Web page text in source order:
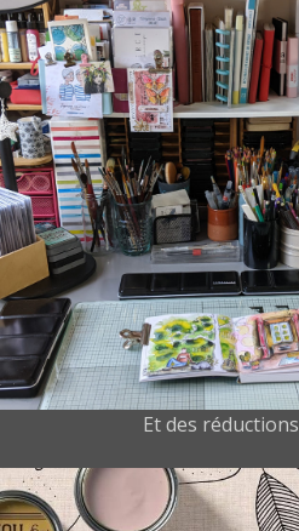
Et des réductions